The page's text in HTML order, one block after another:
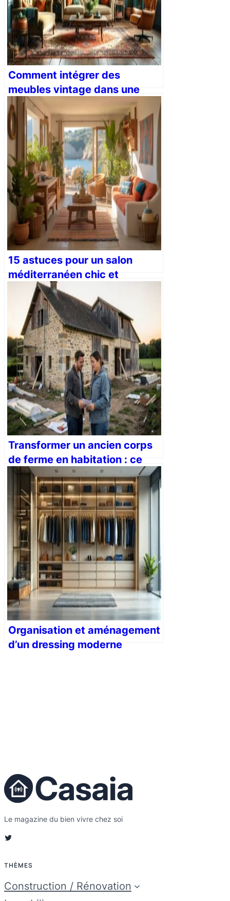
Comment intégrer des
meubles vintage dans une
maison moderne
15 astuces pour un salon
méditerranéen chic et
chaleureux
Transformer un ancien corps
de ferme en habitation : ce
que vous devez savoir
Organisation et aménagement
d’un dressing moderne
Le magazine du bien vivre chez soi
Twitter
THÈMES
Construction / Rénovation